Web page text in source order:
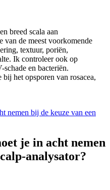
​​breed scala aan
van de meest voorkomende
textuur, poriën,
Ik controleer ook op
en bacteriën.
het opsporen van rosacea,
je in acht nemen
analysator?